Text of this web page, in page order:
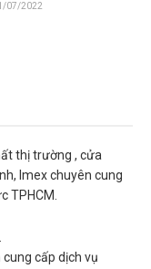
07/2022
thị trường , cửa
Imex chuyên cung
TPHCM.
cấp dịch vụ